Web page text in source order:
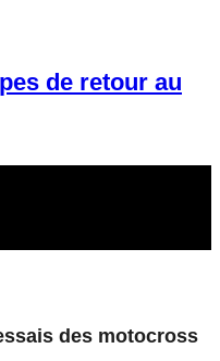
de retour au
des motocross